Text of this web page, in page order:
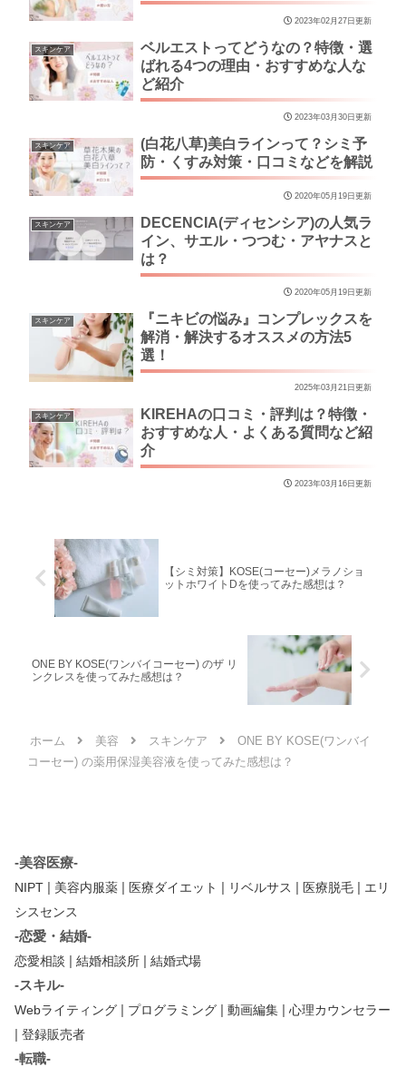
2023年02月27日更新
スキンケア
ベルエストってどうなの？特徴・選
ばれる4つの理由・おすすめな人な
ど紹介
2023年03月30日更新
スキンケア
(白花八草)美白ラインって？シミ予
防・くすみ対策・口コミなどを解説
2020年05月19日更新
スキンケア
DECENCIA(ディセンシア)の人気ラ
イン、サエル・つつむ・アヤナスと
は？
2020年05月19日更新
スキンケア
『ニキビの悩み』コンプレックスを
解消・解決するオススメの方法5
選！
2025年03月21日更新
スキンケア
KIREHAの口コミ・評判は？特徴・
おすすめな人・よくある質問など紹
介
2023年03月16日更新
【シミ対策】KOSE(コーセー)メラノショ
ットホワイトDを使ってみた感想は？
ONE BY KOSE(ワンバイコーセー) のザ リ
ンクレスを使ってみた感想は？
ホーム 美容 スキンケア
ONE BY KOSE(ワンバイ
コーセー) の薬用保湿美容液を使ってみた感想は？
-美容医療-
NIPT | 美容内服薬 | 医療ダイエット | リベルサス | 医療脱毛 | エリ
シスセンス
-恋愛・結婚-
恋愛相談 | 結婚相談所 | 結婚式場
-スキル-
Webライティング | プログラミング | 動画編集 | 心理カウンセラー
| 登録販売者
-転職-